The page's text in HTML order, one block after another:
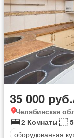
35 000
Челябинская
2 Комнаты
оборудованная